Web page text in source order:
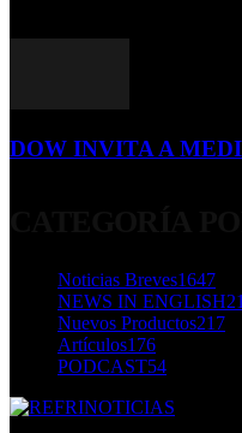
DOW INVITA A
Noticias Breves1647
NEWS IN ENGLISH
Nuevos Productos217
Artículos176
PODCAST54